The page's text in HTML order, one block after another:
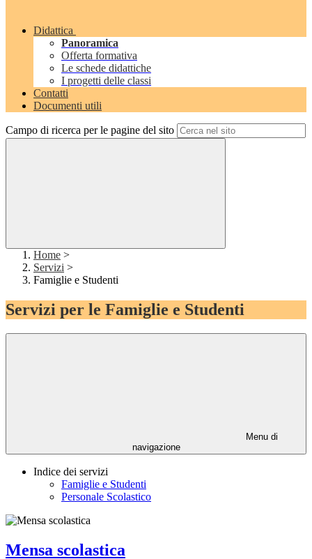
Didattica
Panoramica
Offerta formativa
Le schede didattiche
I progetti delle classi
Contatti
Documenti utili
Campo di ricerca per le pagine del sito
Home >
Servizi >
Famiglie e Studenti
Servizi per le Famiglie e Studenti
Menu di
navigazione
Indice dei servizi
Famiglie e Studenti
Personale Scolastico
Mensa scolastica